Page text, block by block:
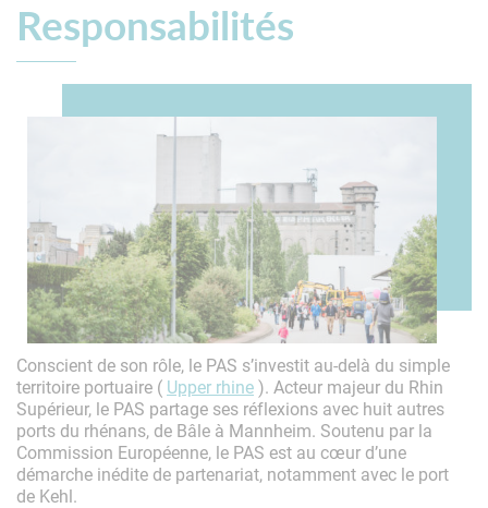
Responsabilités
Conscient de son rôle, le PAS s’investit au-delà du simple
territoire portuaire ( Upper rhine). Acteur majeur du Rhin
Supérieur, le PAS partage ses réflexions avec huit autres
ports du rhénans, de Bâle à Mannheim. Soutenu par la
Commission Européenne, le PAS est au cœur d’une
démarche inédite de partenariat, notamment avec le port
de Kehl.